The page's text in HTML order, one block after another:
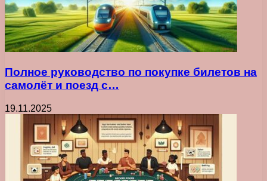
Полное руководство по покупке билетов на
самолёт и поезд с…
19.11.2025